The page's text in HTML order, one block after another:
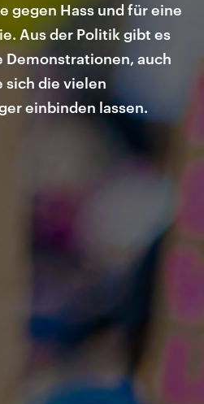
gegen Hass und für eine
Aus der Politik gibt es
auch
sich die vielen
einbinden lassen.